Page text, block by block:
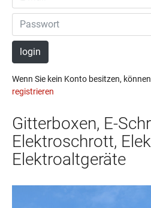
login
Wenn Sie kein Konto besitzen,
registrieren
Gitterboxen, E-
Elektroschrott,
Elektroaltgeräte